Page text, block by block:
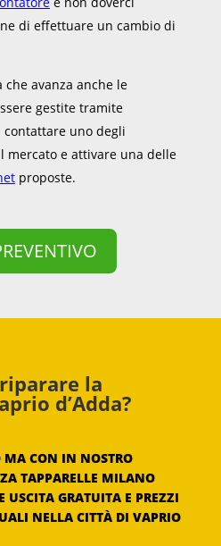
di effettuare un cambio di
che avanza anche le
gestite tramite
contattare uno degli
mercato e attivare una delle
proposte.
la
d’Adda?
MA CON IN NOSTRO
TAPPARELLE MILANO
USCITA GRATUITA E PREZZI
NELLA CITTÀ DI VAPRIO